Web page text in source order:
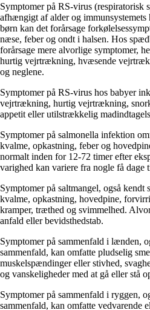
Symptomer på RS-virus (respiratorisk
afhængigt af alder og
børn kan det forårsage
næse, feber og ondt i halsen. Hos
forårsage mere alvorlige symptomer,
hurtig vejrtrækning, hvæsende
og neglene.
Symptomer på RS-virus hos babyer
vejrtrækning, hurtig vejrtrækning,
appetit eller utilstrækkelig
Symptomer på salmonella infektion
kvalme, opkastning, feber og
normalt inden for 12-72 timer efter
varighed kan variere fra nogle få dage
Symptomer på saltmangel, også
kvalme, opkastning, hovedpine,
kramper, træthed og svimmelhed.
anfald eller bevidsthedstab.
Symptomer på sammenfald i lænden,
sammenfald, kan omfatte pludselig
muskelspændinger eller stivhed,
og vanskeligheder med at gå eller stå
Symptomer på sammenfald i ryggen,
sammenfald, kan omfatte vedvarende